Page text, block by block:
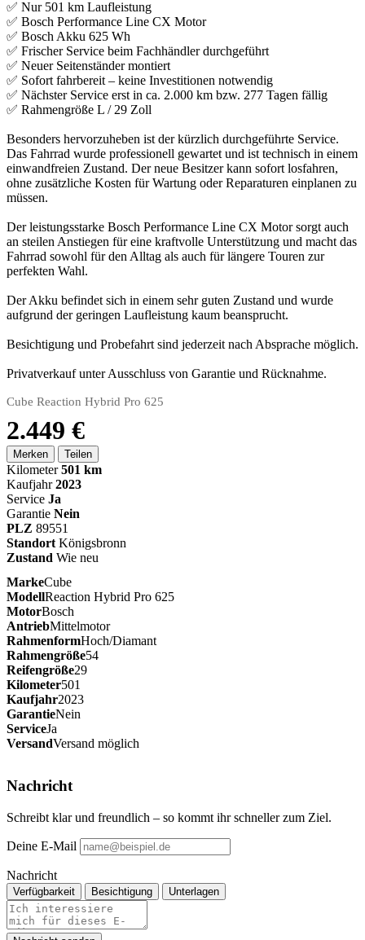
✅ Nur 501 km Laufleistung
✅ Bosch Performance Line CX Motor
✅ Bosch Akku 625 Wh
✅ Frischer Service beim Fachhändler durchgeführt
✅ Neuer Seitenständer montiert
✅ Sofort fahrbereit – keine Investitionen notwendig
✅ Nächster Service erst in ca. 2.000 km bzw. 277 Tagen fällig
✅ Rahmengröße L / 29 Zoll
Besonders hervorzuheben ist der kürzlich durchgeführte Service.
Das Fahrrad wurde professionell gewartet und ist technisch in einem
einwandfreien Zustand. Der neue Besitzer kann sofort losfahren,
ohne zusätzliche Kosten für Wartung oder Reparaturen einplanen zu
müssen.
Der leistungsstarke Bosch Performance Line CX Motor sorgt auch
an steilen Anstiegen für eine kraftvolle Unterstützung und macht das
Fahrrad sowohl für den Alltag als auch für längere Touren zur
perfekten Wahl.
Der Akku befindet sich in einem sehr guten Zustand und wurde
aufgrund der geringen Laufleistung kaum beansprucht.
Besichtigung und Probefahrt sind jederzeit nach Absprache möglich.
Privatverkauf unter Ausschluss von Garantie und Rücknahme.
Cube Reaction Hybrid Pro 625
2.449 €
Merken Teilen
Kilometer 501 km
Kaufjahr 2023
Service Ja
Garantie Nein
PLZ 89551
Standort Königsbronn
Zustand Wie neu
MarkeCube
ModellReaction Hybrid Pro 625
MotorBosch
AntriebMittelmotor
RahmenformHoch/Diamant
Rahmengröße54
Reifengröße29
Kilometer501
Kaufjahr2023
GarantieNein
ServiceJa
VersandVersand möglich
Nachricht
Schreibt klar und freundlich – so kommt ihr schneller zum Ziel.
Deine E-Mail
Nachricht
Verfügbarkeit Besichtigung Unterlagen